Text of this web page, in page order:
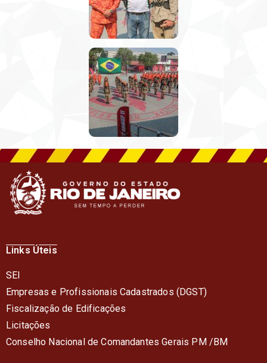
Links Úteis
SEI
Empresas e Profissionais Cadastrados (DGST)
Fiscalização de Edificações
Licitações
Conselho Nacional de Comandantes Gerais PM /BM